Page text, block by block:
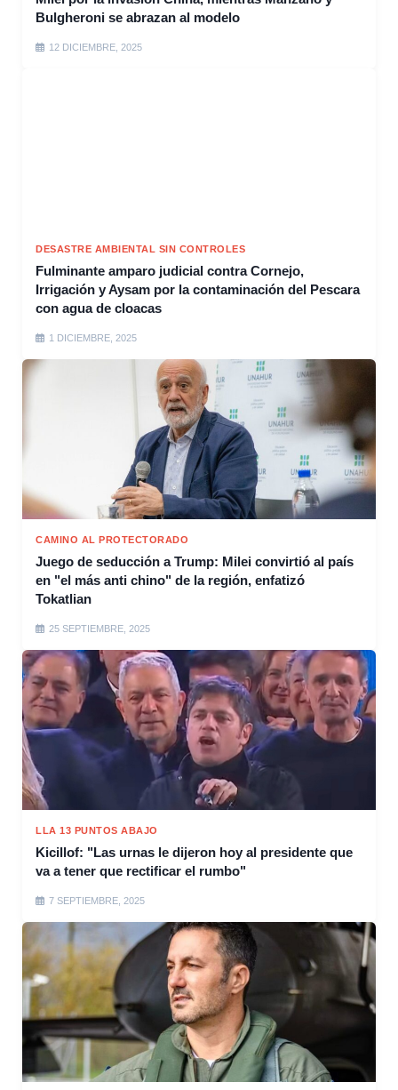
Bulgheroni se abrazan al modelo
12 DICIEMBRE, 2025
DESASTRE AMBIENTAL SIN CONTROLES
Fulminante amparo judicial contra Cornejo,
Irrigación y Aysam por la contaminación del Pescara
con agua de cloacas
1 DICIEMBRE, 2025
CAMINO AL PROTECTORADO
Juego de seducción a Trump: Milei convirtió al país
en "el más anti chino" de la región, enfatizó
Tokatlian
25 SEPTIEMBRE, 2025
LLA 13 PUNTOS ABAJO
Kicillof: "Las urnas le dijeron hoy al presidente que
va a tener que rectificar el rumbo"
7 SEPTIEMBRE, 2025